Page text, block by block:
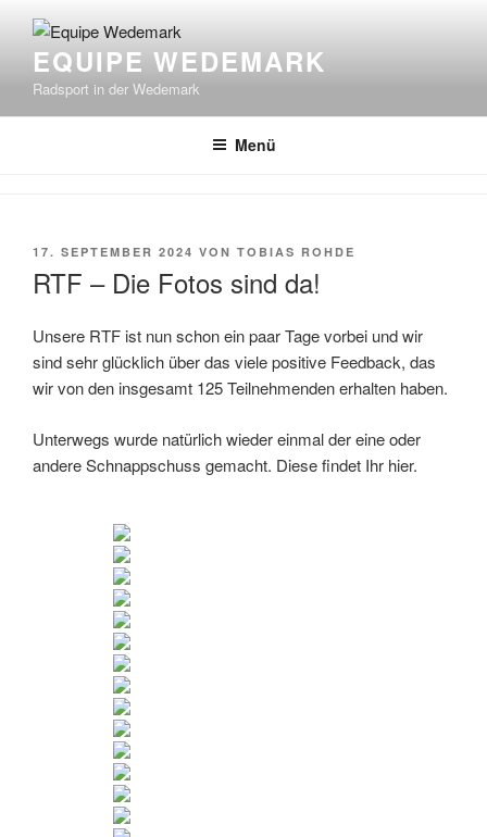
Inhalt
springenEQUIPE WEDEMARK
Radsport in der Wedemark
Menü
VERÖFFENTLICHT
17. SEPTEMBER 2024 VON TOBIAS ROHDE
RTF – Die Fotos sind da!
Unsere RTF ist nun schon ein paar Tage vorbei und wir
sind sehr glücklich über das viele positive Feedback, das
wir von den insgesamt 125 Teilnehmenden erhalten haben.
Unterwegs wurde natürlich wieder einmal der eine oder
andere Schnappschuss gemacht. Diese findet Ihr hier.